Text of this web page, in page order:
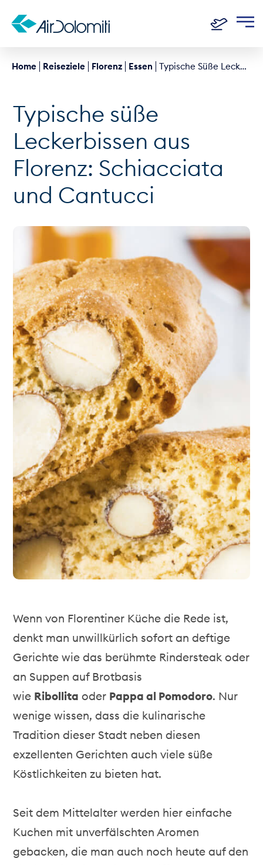
Home Reiseziele Florenz Essen Typische Süße Leckerbissen
Typische süße
Leckerbissen aus
Florenz: Schiacciata
und Cantucci
Wenn von Florentiner Küche die Rede ist,
denkt man unwillkürlich sofort an deftige
Gerichte wie das berühmte Rindersteak oder
an Suppen auf Brotbasis
wie Ribollita oder Pappa al Pomodoro. Nur
wenige wissen, dass die kulinarische
Tradition dieser Stadt neben diesen
exzellenten Gerichten auch viele süße
Köstlichkeiten zu bieten hat.
Seit dem Mittelalter werden hier einfache
Kuchen mit unverfälschten Aromen
gebacken, die man auch noch heute auf den